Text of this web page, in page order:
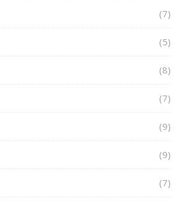
(7)
(5)
(8)
(7)
(9)
(9)
(7)